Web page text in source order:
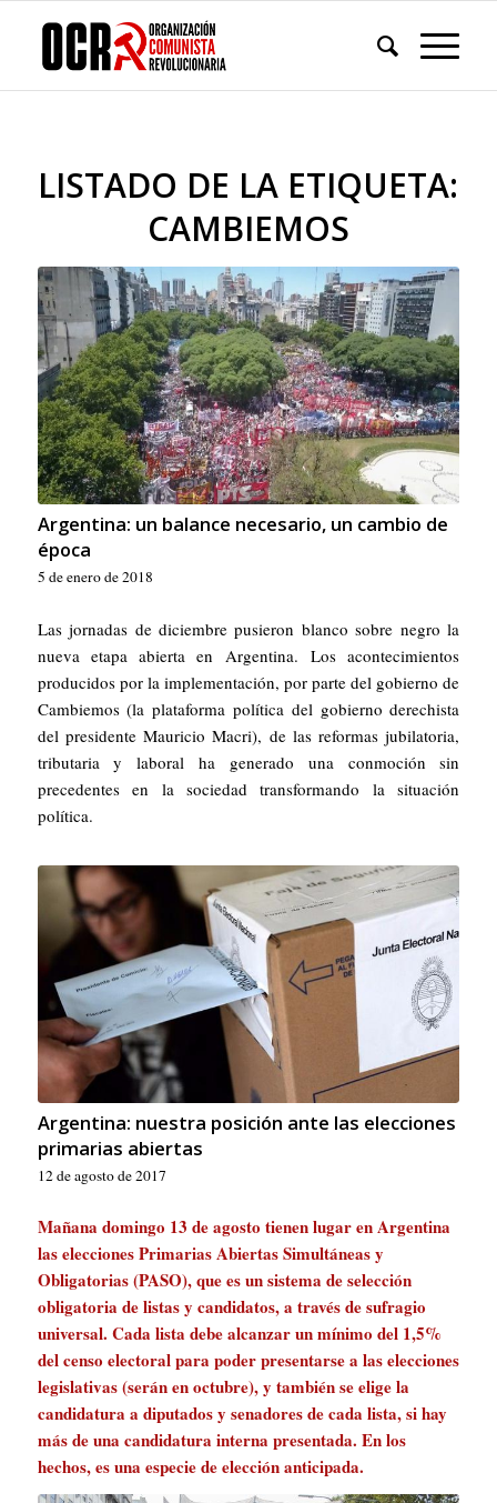
LISTADO DE LA ETIQUETA:
CAMBIEMOS
Argentina: un balance necesario, un cambio de
época
5 de enero de 2018
Las jornadas de diciembre pusieron blanco sobre negro la
nueva etapa abierta en Argentina. Los acontecimientos
producidos por la implementación, por parte del gobierno de
Cambiemos (la plataforma política del gobierno derechista
del presidente Mauricio Macri), de las reformas jubilatoria,
tributaria y laboral ha generado una conmoción sin
precedentes en la sociedad transformando la situación
política.
Argentina: nuestra posición ante las elecciones
primarias abiertas
12 de agosto de 2017
Mañana domingo 13 de agosto tienen lugar en Argentina
las elecciones Primarias Abiertas Simultáneas y
Obligatorias (PASO), que es un sistema de selección
obligatoria de listas y candidatos, a través de sufragio
universal. Cada lista debe alcanzar un mínimo del 1,5%
del censo electoral para poder presentarse a las elecciones
legislativas (serán en octubre), y también se elige la
candidatura a diputados y senadores de cada lista, si hay
más de una candidatura interna presentada. En los
hechos, es una especie de elección anticipada.